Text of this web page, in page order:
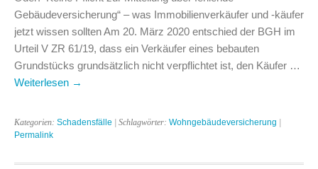
Gebäudeversicherung“ – was Immobilienverkäufer und -käufer
jetzt wissen sollten Am 20. März 2020 entschied der BGH im
Urteil V ZR 61/19, dass ein Verkäufer eines bebauten
Grundstücks grundsätzlich nicht verpflichtet ist, den Käufer …
Weiterlesen →
Kategorien: Schadensfälle | Schlagwörter: Wohngebäudeversicherung |
Permalink